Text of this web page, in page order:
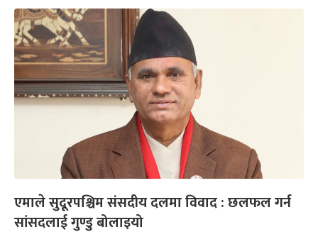
एमाले सुदूरपश्चिम संसदीय दलमा विवाद : छलफल गर्न
सांसदलाई गुण्डु बोलाइयो